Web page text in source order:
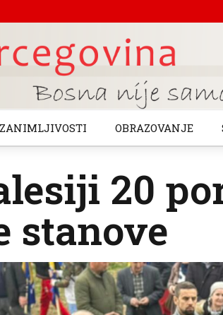
ZANIMLJIVOSTI OBRAZOVANJE
20
stanove